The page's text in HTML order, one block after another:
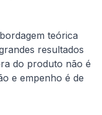
teórica
resultados
do produto não é
e empenho é de